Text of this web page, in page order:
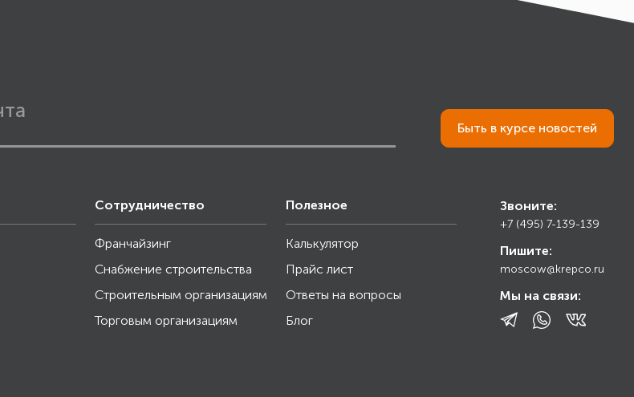
Быть в курсе новостей
Сотрудничество
Франчайзинг
Снабжение строительства
Строительным организациям
Торговым организациям
Полезное
Калькулятор
Прайс лист
Ответы на вопросы
Блог
Звоните:
+7 (495) 7-139-139
Пишите:
moscow@krepco.ru
Мы на связи: